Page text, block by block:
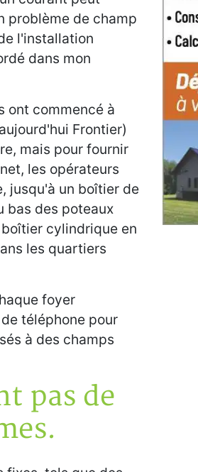
problème de champ
l'installation
dans mon
ont commencé à
Frontier)
mais pour fournir
les opérateurs
jusqu'à un boîtier de
bas des poteaux
cylindrique en
les quartiers
foyer
téléphone pour
à des champs
pas de